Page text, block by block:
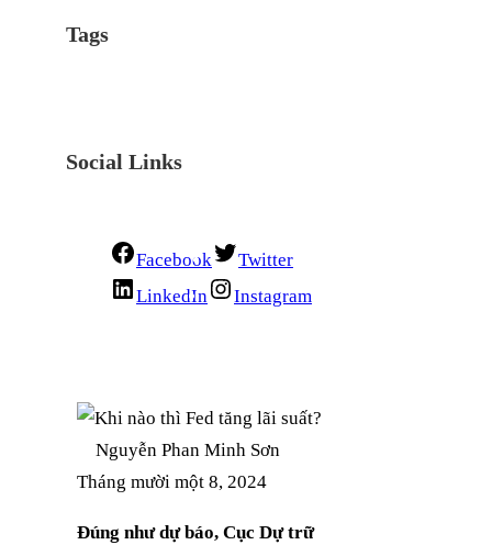
Tags
Social Links
Facebook
Twitter
LinkedIn
Instagram
Nguyễn Phan Minh Sơn
Tháng mười một 8, 2024
Đúng như dự báo, Cục Dự trữ